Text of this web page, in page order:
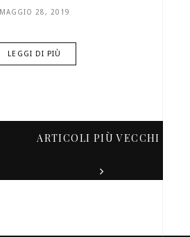
MAGGIO 28, 2019
LEGGI DI PIÙ
ARTICOLI PIÙ VECCHI